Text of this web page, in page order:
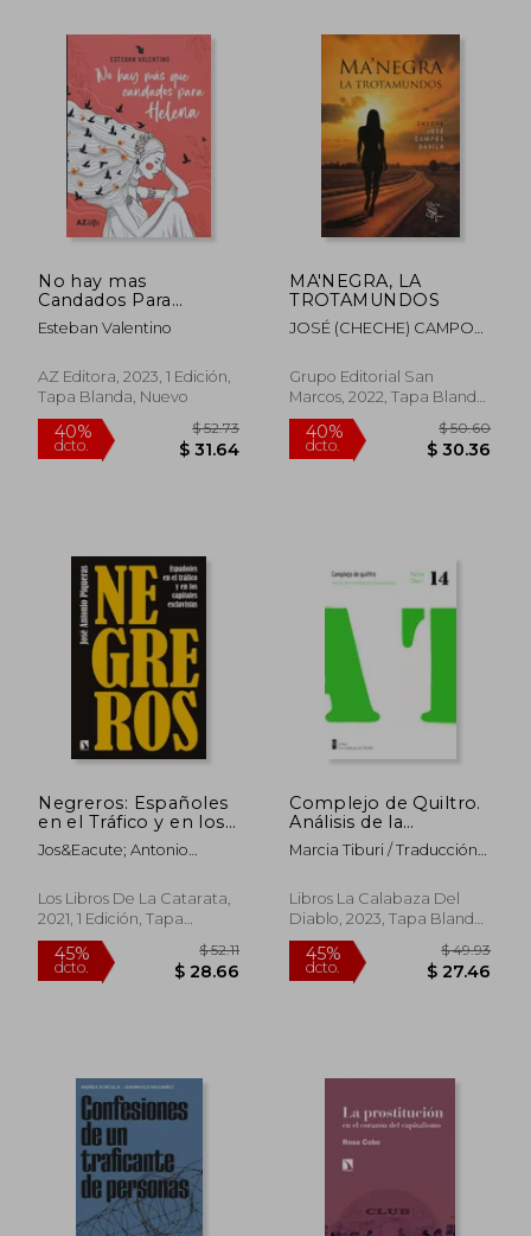
45%
dcto. $ 42.44
45%
dcto.
No hay mas
Candados Para
Helena
Esteban Valentino
AZ Editora, 2023, 1 Edición,
Tapa Blanda, Nuevo
40%
MA'NEGRA, LA
TROTAMUNDOS
JOSÉ (CHECHE) CAMPOS
Grupo Editorial San
Marcos, 2022, Tapa Blanda,
Nuevo
40%
dcto.
Negreros: Españoles
en el Tráfico y en los
Capitales Esclavistas:
863 (Mayor)
Jos&Eacute; Antonio
Los Libros De La Catarata,
2021, 1 Edición, Tapa
Blanda, Nuevo
Complejo de Quiltro.
Análisis de la
humillación brasileña
Marcia Tiburi / Traducción
Libros La Calabaza Del
Diablo, 2023, Tapa Blanda,
Nuevo